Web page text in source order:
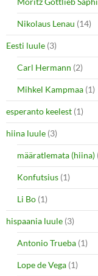
Nikolaus Lenau (14)
Eesti luule (3)
Carl Hermann (2)
Mihkel Kampmaa (1)
esperanto keelest (1)
hiina luule (3)
määratlemata (hiina)
Konfutsius (1)
Li Bo (1)
hispaania luule (3)
Antonio Trueba (1)
Lope de Vega (1)